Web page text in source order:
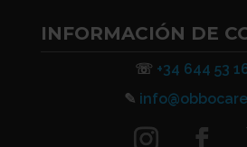
INFORMACIÓN DE
☏ +34 644 53
✎